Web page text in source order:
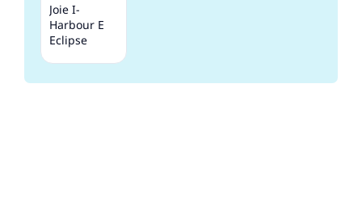
Joie I-
Harbour E
Eclipse
0-18 кг